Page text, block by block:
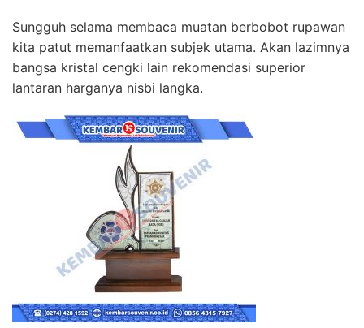
Sungguh selama membaca muatan berbobot rupawan
kita patut memanfaatkan subjek utama. Akan lazimnya
bangsa kristal cengki lain rekomendasi superior
lantaran harganya nisbi langka.